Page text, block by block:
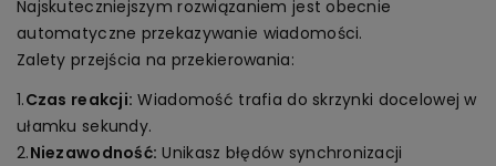
Najskuteczniejszym rozwiązaniem jest obecnie
automatyczne przekazywanie wiadomości.
Zalety przejścia na przekierowania:
1.Czas reakcji: Wiadomość trafia do skrzynki docelowej w
ułamku sekundy.
2.Niezawodność: Unikasz błędów synchronizacji